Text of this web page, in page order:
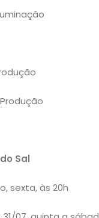
Sal
sexta, às 20h